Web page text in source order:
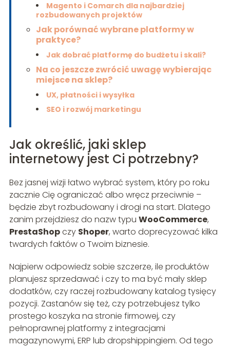
Magento i Comarch dla najbardziej
rozbudowanych projektów
Jak porównać wybrane platformy w
praktyce?
Jak dobrać platformę do budżetu i skali?
Na co jeszcze zwrócić uwagę wybierając
miejsce na sklep?
UX, płatności i wysyłka
SEO i rozwój marketingu
Jak określić, jaki sklep
internetowy jest Ci potrzebny?
Bez jasnej wizji łatwo wybrać system, który po roku
zacznie Cię ograniczać albo wręcz przeciwnie –
będzie zbyt rozbudowany i drogi na start. Dlatego
zanim przejdziesz do nazw typu WooCommerce,
PrestaShopczy Shoper, warto doprecyzować kilka
twardych faktów o Twoim biznesie.
Najpierw odpowiedz sobie szczerze, ile produktów
planujesz sprzedawać i czy to ma być mały sklep
dodatków, czy raczej rozbudowany katalog tysięcy
pozycji. Zastanów się też, czy potrzebujesz tylko
prostego koszyka na stronie firmowej, czy
pełnoprawnej platformy z integracjami
magazynowymi, ERP lub dropshippingiem. Od tego